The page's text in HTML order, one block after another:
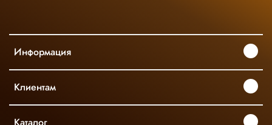
Информация
Клиентам
Каталог